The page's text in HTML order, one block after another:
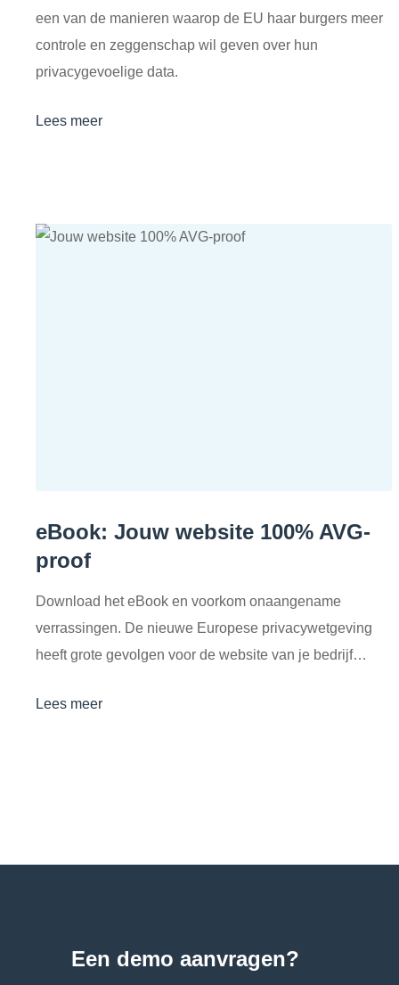
een van de manieren waarop de EU haar burgers meer
controle en zeggenschap wil geven over hun
privacygevoelige data.
Lees meer
eBook: Jouw website 100% AVG-
proof
Download het eBook en voorkom onaangename
verrassingen. De nieuwe Europese privacywetgeving
heeft grote gevolgen voor de website van je bedrijf…
Lees meer
Een demo aanvragen?